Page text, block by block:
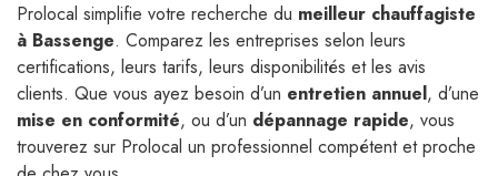
Prolocal simplifie votre recherche du meilleur chauffagiste
à Bassenge. Comparez les entreprises selon leurs
certifications, leurs tarifs, leurs disponibilités et les avis
clients. Que vous ayez besoin d’un entretien annuel, d’une
mise en conformité, ou d’un dépannage rapide, vous
trouverez sur Prolocal un professionnel compétent et proche